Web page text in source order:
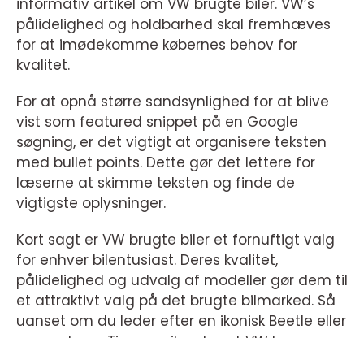
pålidelighed og holdbarhed skal fremhæves
for at imødekomme købernes behov for
kvalitet.
For at opnå større sandsynlighed for at blive
vist som featured snippet på en Google
søgning, er det vigtigt at organisere teksten
med bullet points. Dette gør det lettere for
læserne at skimme teksten og finde de
vigtigste oplysninger.
Kort sagt er VW brugte biler et fornuftigt valg
for enhver bilentusiast. Deres kvalitet,
pålidelighed og udvalg af modeller gør dem til
et attraktivt valg på det brugte bilmarked. Så
uanset om du leder efter en ikonisk Beetle eller